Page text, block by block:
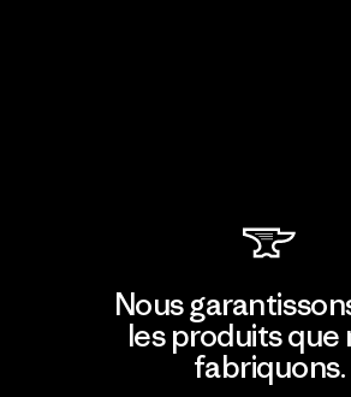
Nous
les produits que
fabriquons.